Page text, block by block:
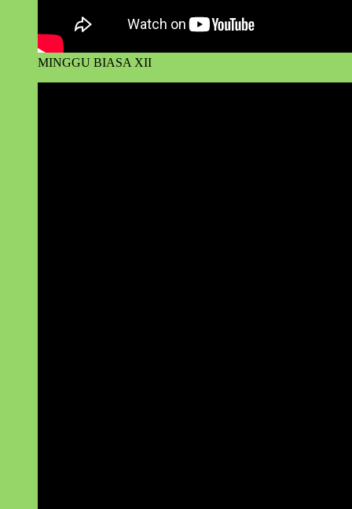
MINGGU BIASA XII